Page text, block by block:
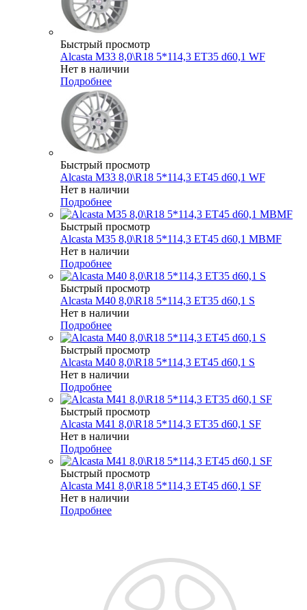
Быстрый просмотр
Alcasta M33 8,0\R18 5*114,3 ET35 d60,1 WF
Нет в наличии
Подробнее
Быстрый просмотр
Alcasta M33 8,0\R18 5*114,3 ET45 d60,1 WF
Нет в наличии
Подробнее
Быстрый просмотр
Alcasta M35 8,0\R18 5*114,3 ET45 d60,1 MBMF
Нет в наличии
Подробнее
Быстрый просмотр
Alcasta M40 8,0\R18 5*114,3 ET35 d60,1 S
Нет в наличии
Подробнее
Быстрый просмотр
Alcasta M40 8,0\R18 5*114,3 ET45 d60,1 S
Нет в наличии
Подробнее
Быстрый просмотр
Alcasta M41 8,0\R18 5*114,3 ET35 d60,1 SF
Нет в наличии
Подробнее
Быстрый просмотр
Alcasta M41 8,0\R18 5*114,3 ET45 d60,1 SF
Нет в наличии
Подробнее